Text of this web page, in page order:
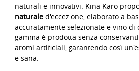
naturali e innovativi. Kina Karo
naturale d'eccezione, elaborato a
accuratamente selezionate e vino di
gamma è prodotta senza
aromi artificiali, garantendo così
e sana.